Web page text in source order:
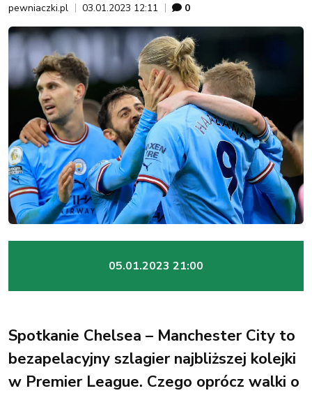
pewniaczki.pl 03.01.2023 12:11 0
05.01.2023 21:00
Spotkanie Chelsea – Manchester City to
bezapelacyjny szlagier najbliższej kolejki
w Premier League. Czego oprócz walki o